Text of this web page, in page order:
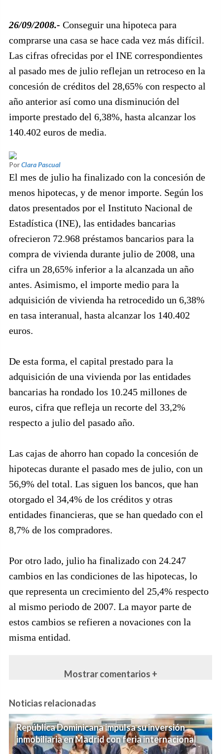
26/09/2008.- Conseguir una hipoteca para
comprarse una casa se hace cada vez más difícil.
Las cifras ofrecidas por el INE correspondientes
al pasado mes de julio reflejan un retroceso en la
concesión de créditos del 28,65% con respecto al
año anterior así como una disminución del
importe prestado del 6,38%, hasta alcanzar los
140.402 euros de media.
PorClara Pascual
El mes de julio ha finalizado con la concesión de
menos hipotecas, y de menor importe. Según los
datos presentados por el Instituto Nacional de
Estadística (INE), las entidades bancarias
ofrecieron 72.968 préstamos bancarios para la
compra de vivienda durante julio de 2008, una
cifra un 28,65% inferior a la alcanzada un año
antes. Asimismo, el importe medio para la
adquisición de vivienda ha retrocedido un 6,38%
en tasa interanual, hasta alcanzar los 140.402
euros.
De esta forma, el capital prestado para la
adquisición de una vivienda por las entidades
bancarias ha rondado los 10.245 millones de
euros, cifra que refleja un recorte del 33,2%
respecto a julio del pasado año.
Las cajas de ahorro han copado la concesión de
hipotecas durante el pasado mes de julio, con un
56,9% del total. Las siguen los bancos, que han
otorgado el 34,4% de los créditos y otras
entidades financieras, que se han quedado con el
8,7% de los compradores.
Por otro lado, julio ha finalizado con 24.247
cambios en las condiciones de las hipotecas, lo
que representa un crecimiento del 25,4% respecto
al mismo periodo de 2007. La mayor parte de
estos cambios se refieren a novaciones con la
misma entidad.
Mostrar comentarios +
Noticias relacionadas
República Dominicana impulsa su inversión
inmobiliaria en Madrid con feria internacional